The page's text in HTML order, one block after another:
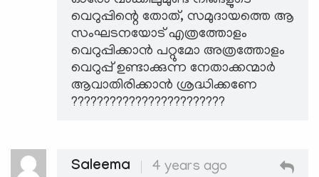
വെറുപ്പിന്റെ തോത്, സമുദായത്തെ ആ
സംഘടനയോട് എത്രത്തോളം
വെറുപ്പിക്കാൻ പറ്റുമോ അത്രത്തോളം
വെറുപ്പ് ഉണ്ടാക്കുന്ന നേതാക്കന്മാർ
ആവാതിരിക്കാൻ ശ്രദ്ധിക്കണേ
????????????????????????
Saleema
4 years ago